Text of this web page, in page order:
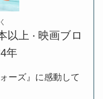
以上 ・ 映画ブロ
年
ーズ』に感動して